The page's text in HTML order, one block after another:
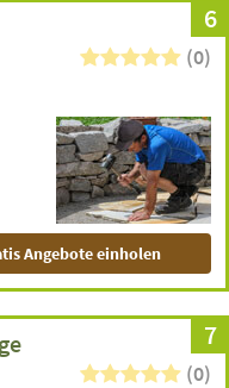
6
(0)
Angebote einholen
7
(0)